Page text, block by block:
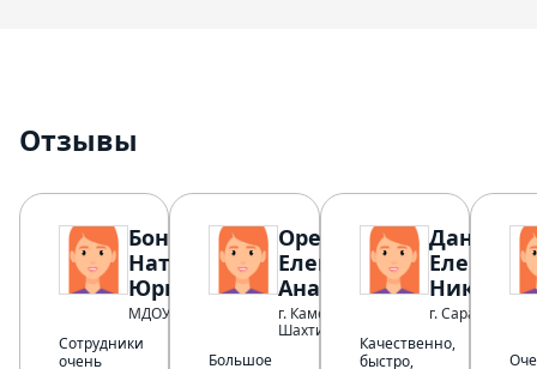
Отзывы
Бондаренко
Наталья
Юрьевна
МДОУ "ДС 3"
Сотрудники
очень
Орехова
Елена
Анатольевна
г. Каменск-
Шахтинский
Большое
Елена
г. Саратов
Качественно,
быстро,